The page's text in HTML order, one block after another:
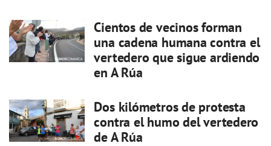
Cientos de vecinos forman
una cadena humana contra el
vertedero que sigue ardiendo
en A Rúa
Dos kilómetros de protesta
contra el humo del vertedero
de A Rúa